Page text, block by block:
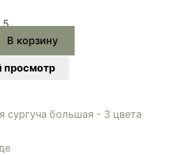
5
В корзину
просмотр
Этот